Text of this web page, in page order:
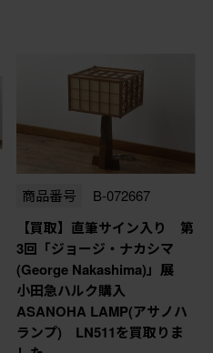
商品番号 B-072667
【買取】直筆サイン入り 第
3回「ジョージ・ナカシマ
(George Nakashima)」展
小田急ハルク購入
ASANOHA LAMP(アサノハ
ランプ) LN511を買取りま